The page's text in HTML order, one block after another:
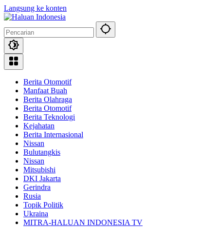
Langsung ke konten
Berita Otomotif
Manfaat Buah
Berita Olahraga
Berita Otomotif
Berita Teknologi
Kejahatan
Berita Internasional
Nissan
Bulutangkis
Nissan
Mitsubishi
DKI Jakarta
Gerindra
Rusia
Topik Politik
Ukraina
MITRA-HALUAN INDONESIA TV